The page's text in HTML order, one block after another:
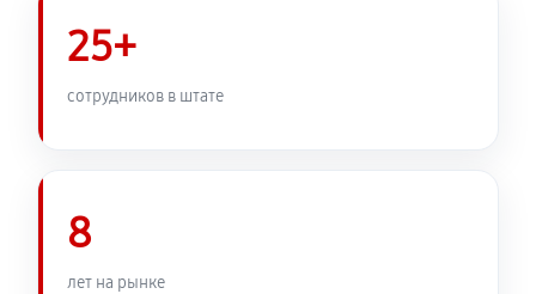
Замена дисплея (экрана)
Замена устройства стабилизации
25+
сотрудников в штате
8
лет на рынке